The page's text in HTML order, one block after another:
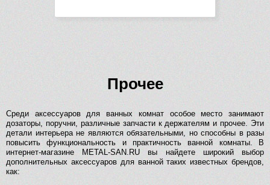
Прочее
Среди аксессуаров для ванных комнат особое место занимают
дозаторы, поручни, различные запчасти к держателям и прочее. Эти
детали интерьера не являются обязательными, но способны в разы
повысить функциональность и практичность ванной комнаты. В
интернет-магазине METAL-SAN.RU вы найдете широкий выбор
дополнительных аксессуаров для ванной таких известных брендов,
как: